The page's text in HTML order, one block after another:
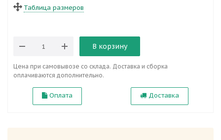
Таблица размеров
В корзину
Цена при самовывозе со склада. Доставка и сборка
оплачиваются дополнительно.
Оплата Доставка